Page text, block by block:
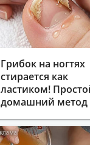
Грибок на ногтях
стирается как
ластиком!
домашний метод